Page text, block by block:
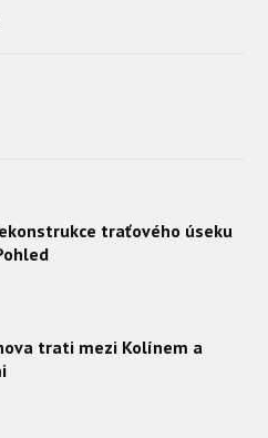
traťového úseku
trati mezi Kolínem a